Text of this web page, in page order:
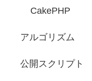
CakePHP
アルゴリズム
公開スクリプト